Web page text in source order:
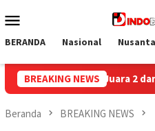
ke
Mobile
BERANDA Nasional
BREAKING NEWS
Antar UPT
Beranda BREAKING NEWS